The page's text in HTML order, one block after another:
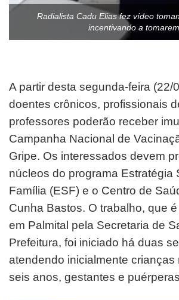
Radialista Cadu Elias fez vídeo
incentivando a tomarem
A partir desta segunda-feira (22/
doentes crônicos, profissionais
professores poderão receber
Campanha Nacional de
Gripe. Os interessados devem
núcleos do programa Estratégia
Família (ESF) e o Centro de
Cunha Bastos. O trabalho, que
em Palmital pela Secretaria de
Prefeitura, foi iniciado há duas
atendendo inicialmente crianças
seis anos, gestantes e